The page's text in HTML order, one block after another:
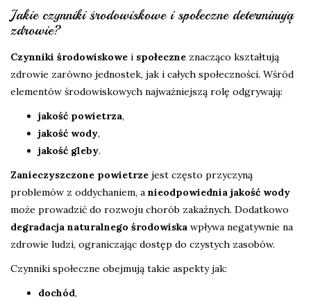
Jakie czynniki środowiskowe i społeczne determinują
zdrowie?
Czynniki środowiskowe i społeczne znacząco kształtują
zdrowie zarówno jednostek, jak i całych społeczności. Wśród
elementów środowiskowych najważniejszą rolę odgrywają:
jakość powietrza,
jakość wody,
jakość gleby.
Zanieczyszczone powietrze jest często przyczyną
problemów z oddychaniem, a nieodpowiednia jakość wody
może prowadzić do rozwoju chorób zakaźnych. Dodatkowo
degradacja naturalnego środowiska wpływa negatywnie na
zdrowie ludzi, ograniczając dostęp do czystych zasobów.
Czynniki społeczne obejmują takie aspekty jak:
dochód,